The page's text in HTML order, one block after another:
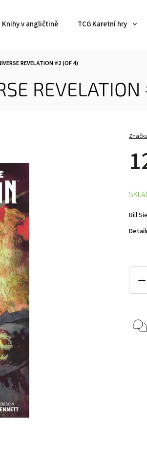
Knihy v angličtině TCG Karetní hry
REVELATION #2 (OF 4)
Bill